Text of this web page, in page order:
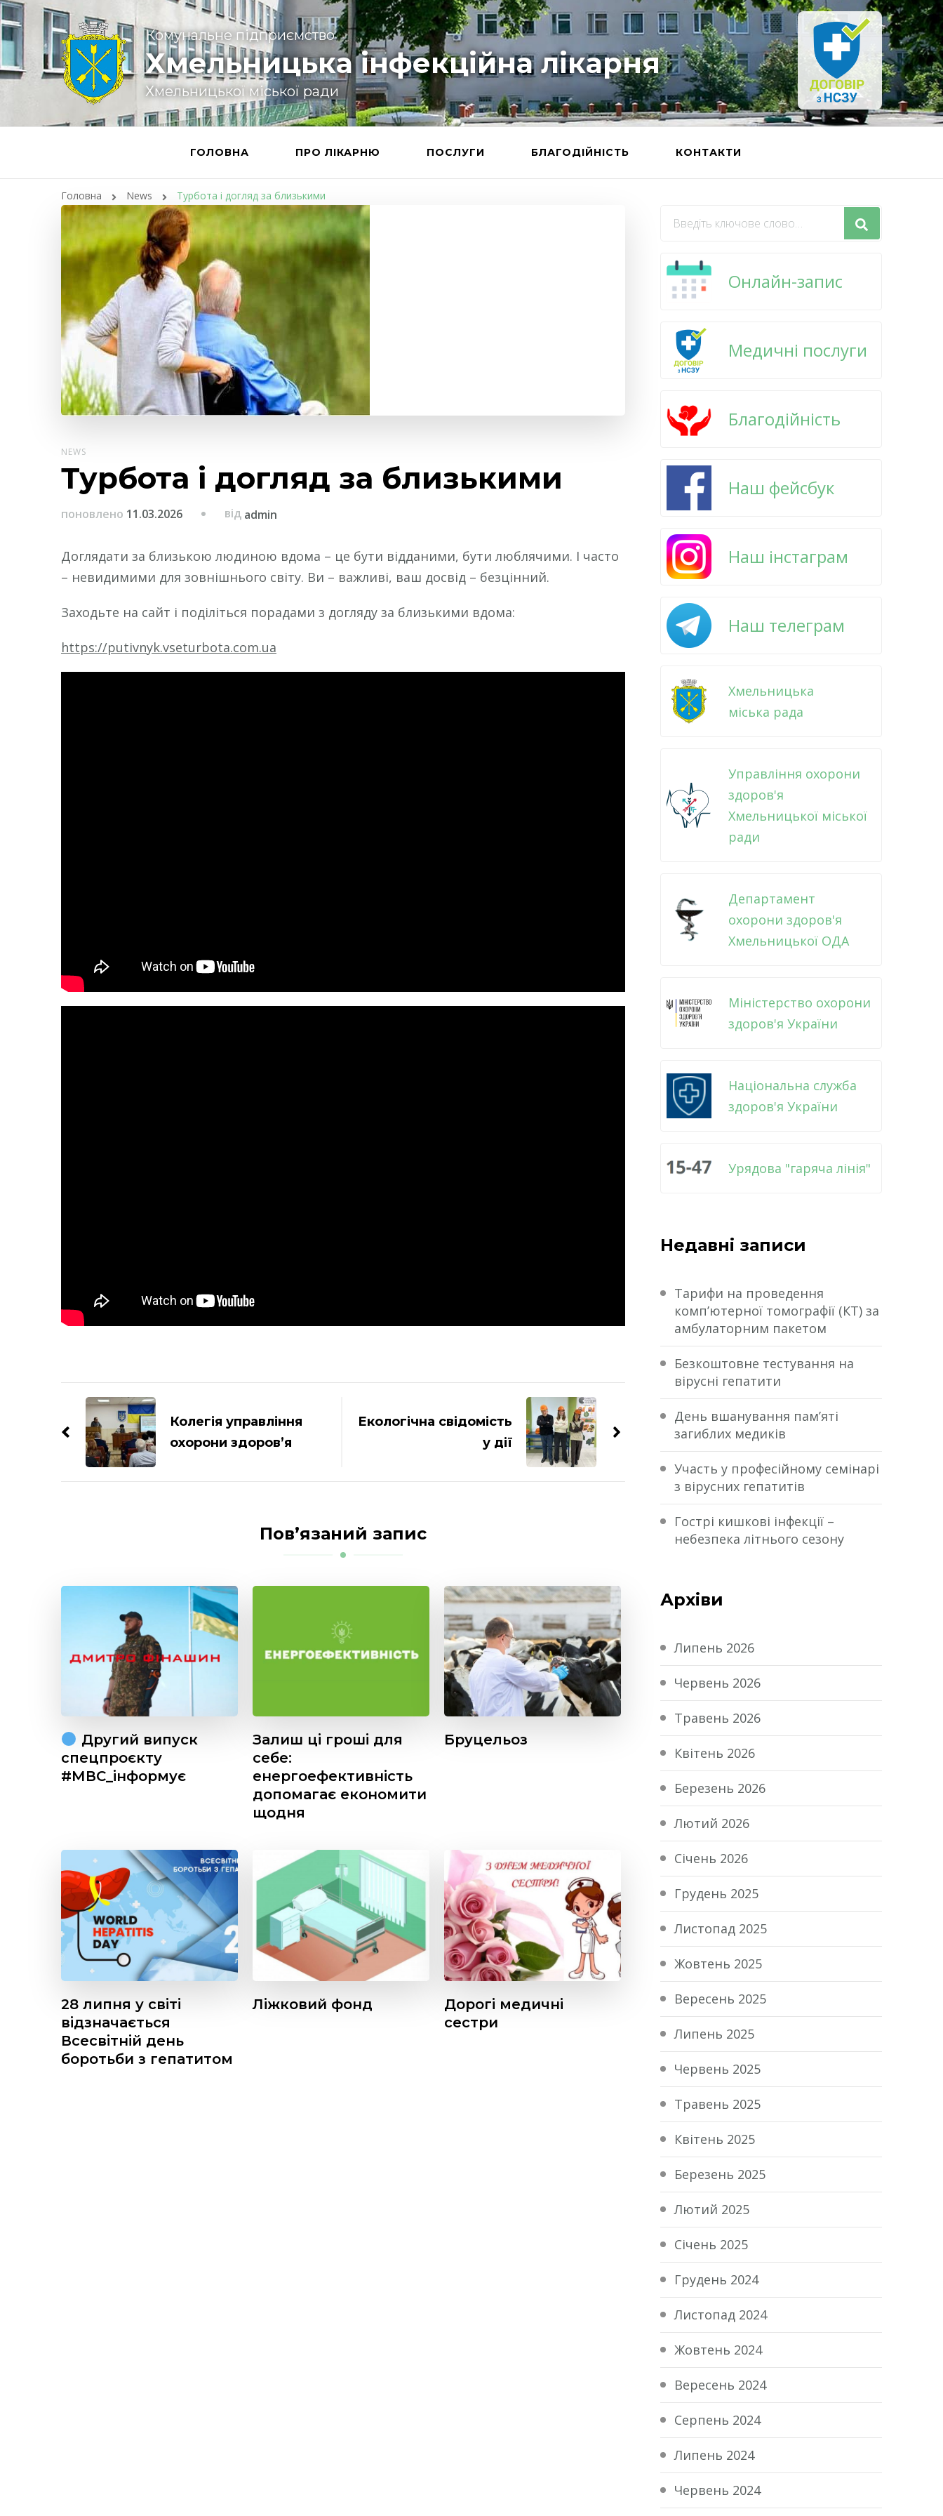
Комунальне підприємство
Хмельницька інфекційна лікарня
Хмельницької міської ради
ГОЛОВНА ПРО ЛІКАРНЮ ПОСЛУГИ БЛАГОДІЙНІСТЬ КОНТАКТИ
Головна News Турбота і догляд за близькими
NEWS
Турбота і догляд за близькими
поновлено 11.03.2026 від admin
Доглядати за близькою людиною вдома – це бути відданими, бути люблячими. І часто
– невидимими для зовнішнього світу. Ви – важливі, ваш досвід – безцінний.
Заходьте на сайт і поділіться порадами з догляду за близькими вдома:
https://putivnyk.vseturbota.com.ua
Навігація
запису
Колегія управління
охорони здоров’я
Екологічна свідомість
у дії
Пов’язаний запис
Другий випуск
спецпроєкту
#МВС_інформує
Залиш ці гроші для
себе:
енергоефективність
допомагає економити
щодня
Бруцельоз
28 липня у світі
відзначається
Всесвітній день
боротьби з гепатитом
Ліжковий фонд
Дорогі медичні
сестри
Шукаєте
Онлайн-запис
Медичні послуги
Благодійність
Наш фейсбук
Наш інстаграм
Наш телеграм
Хмельницька
міська рада
Управління охорони
здоров'я
Хмельницької міської
ради
Департамент
охорони здоров'я
Хмельницької ОДА
Міністерство охорони
здоров'я України
Національна служба
здоров'я України
Урядова "гаряча лінія"
Недавні записи
Тарифи на проведення
комп’ютерної томографії (КТ) за
амбулаторним пакетом
Безкоштовне тестування на
вірусні гепатити
День вшанування пам’яті
загиблих медиків
Участь у професійному семінарі
з вірусних гепатитів
Гострі кишкові інфекції –
небезпека літнього сезону
Архіви
Липень 2026
Червень 2026
Травень 2026
Квітень 2026
Березень 2026
Лютий 2026
Січень 2026
Грудень 2025
Листопад 2025
Жовтень 2025
Вересень 2025
Липень 2025
Червень 2025
Травень 2025
Квітень 2025
Березень 2025
Лютий 2025
Січень 2025
Грудень 2024
Листопад 2024
Жовтень 2024
Вересень 2024
Серпень 2024
Липень 2024
Червень 2024